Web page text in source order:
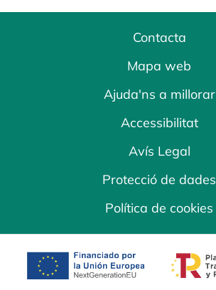
Contacta
Mapa web
Ajuda'ns a millorar
Accessibilitat
Avís Legal
Protecció de dades
Política de cookies
opens in a new tab